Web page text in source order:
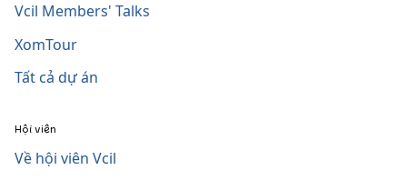
Vcil Members' Talks
XomTour
Tất cả dự án
Hội viên
Về hội viên Vcil